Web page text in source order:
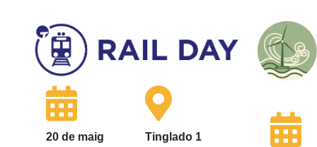
20 de maig Tinglado 1